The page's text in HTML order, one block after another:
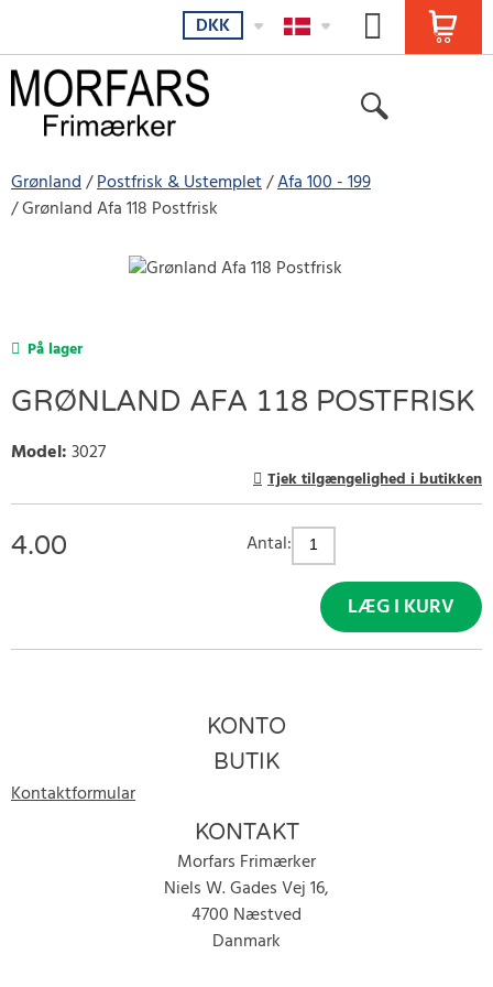
DKK
Grønland Postfrisk & Ustemplet Afa 100 - 199
Grønland Afa 118 Postfrisk
På lager
GRØNLAND AFA 118 POSTFRISK
Model:3027
Tjek tilgængelighed i butikken
4.00 Antal:
LÆG I KURV
KONTO
BUTIK
Kontaktformular
KONTAKT
Morfars Frimærker
Niels W. Gades Vej 16,
4700 Næstved
Danmark